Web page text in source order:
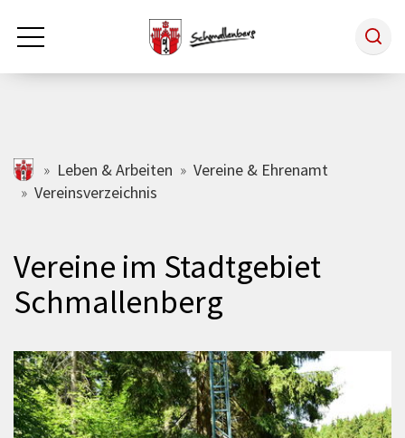
Zum Hauptinhalt springen
Rathaus & Politik
Tourismus
Wirtschaft
schmallenberg.de
Leben & Arbeiten
Vereine & Ehrenamt
Vereinsverzeichnis
Vereine im Stadtgebiet
Schmallenberg